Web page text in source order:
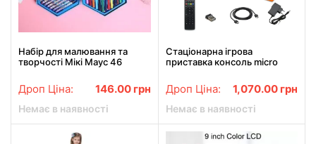
Набір для малювання та
творчості Мікі Маус 46
шестиграннику
Дроп Ціна: 146.00 грн
Немає в наявності
Стаціонарна ігрова
приставка консоль micro
Black
Дроп Ціна: 1,070.00 грн
Немає в наявності